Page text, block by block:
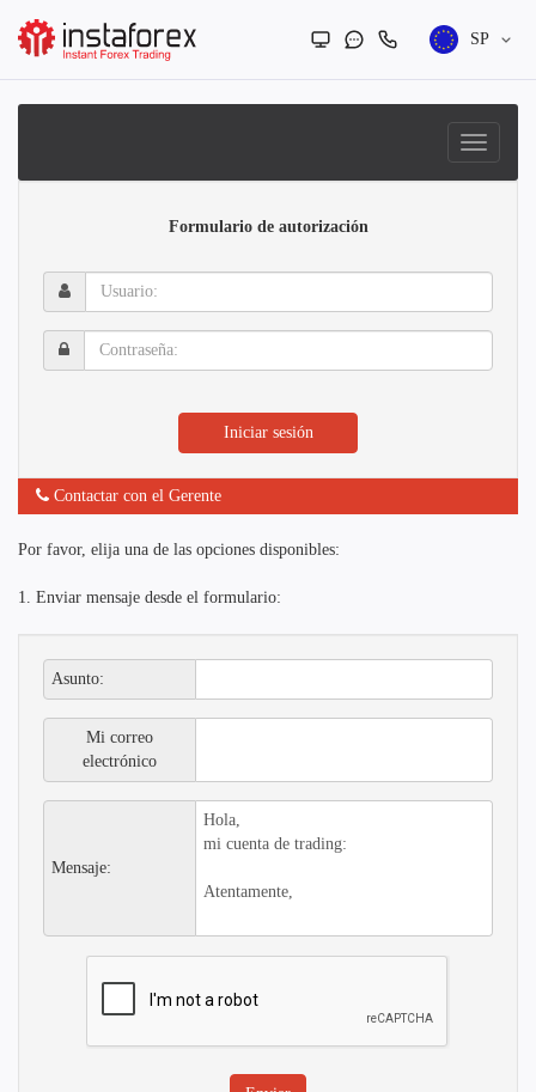
SP
Formulario de autorización
Usuario:
Contraseña:
Iniciar sesión
Contactar con el Gerente
Por favor, elija una de las opciones disponibles:
1. Enviar mensaje desde el formulario:
Asunto:
Mi correo
electrónico
Mensaje: